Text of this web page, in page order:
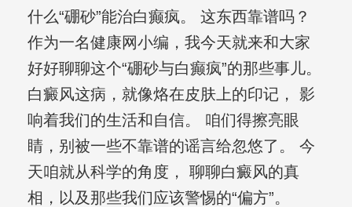
什么“硼砂”能治白癫疯。 这东西靠谱吗？
作为一名健康网小编，我今天就来和大家
好好聊聊这个“硼砂与白癫疯”的那些事儿。
白癜风这病，就像烙在皮肤上的印记， 影
响着我们的生活和自信。 咱们得擦亮眼
睛，别被一些不靠谱的谣言给忽悠了。 今
天咱就从科学的角度， 聊聊白癜风的真
相，以及那些我们应该警惕的“偏方”。